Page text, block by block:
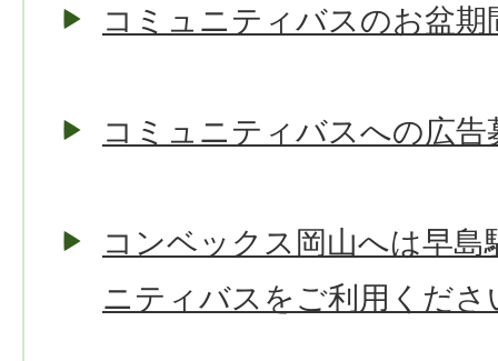
コミュニティバスのお盆
コミュニティバスへの広
コンベックス岡山へは早
ニティバスをご利用くださ